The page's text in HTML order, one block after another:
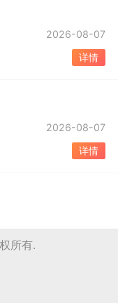
2026-08-07
详情
2026-08-07
详情
所有.